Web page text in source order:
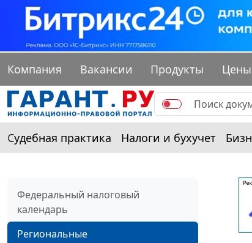
Компания Вакансии Продукты Цены
Судебная практика Налоги и бухучет
Федеральный налоговый
календарь
Региональные